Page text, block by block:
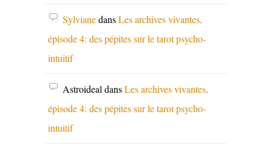
SylvianedansLes archives vivantes,
épisode 4: des pépites sur le tarot psycho-
intuitif
Astroideal dansLes archives vivantes,
épisode 4: des pépites sur le tarot psycho-
intuitif